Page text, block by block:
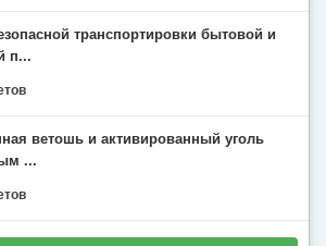
транспортировки бытовой и
п...
ветошь и активированный уголь
...